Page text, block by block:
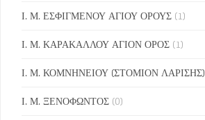
Ι. Μ. ΕΣΦΙΓΜΕΝΟΥ ΑΓΙΟΥ ΟΡΟΥΣ (1)
Ι. Μ. ΚΑΡΑΚΑΛΛΟΥ ΑΓΙΟΝ ΟΡΟΣ (1)
Ι. Μ. ΚΟΜΝΗΝΕΙΟΥ (ΣΤΟΜΙΟΝ ΛΑΡΙΣΗΣ)
Ι. Μ. ΞΕΝΟΦΩΝΤΟΣ (0)